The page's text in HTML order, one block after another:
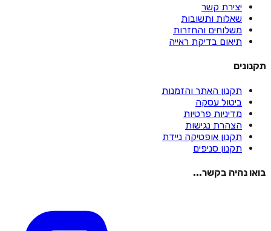
יצירת קשר
שאלות ותשובות
משלוחים והחזרות
תיאום בדיקת ראייה
תקנונים
תקנון האתר והזמנות
ביטול עסקה
מדיניות פרטיות
הצהרת נגישות
תקנון אופטיקה ניידת
תקנון סניפים
בואו נהיה בקשר...